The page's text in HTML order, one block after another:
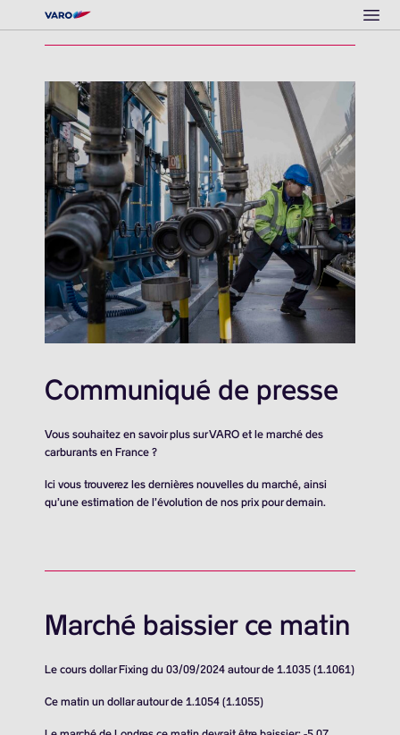
Communiqué de presse
Vous souhaitez en savoir plus sur VARO et le marché des
carburants en France ?
Ici vous trouverez les dernières nouvelles du marché, ainsi
qu’une estimation de l’évolution de nos prix pour demain.
Marché baissier ce matin
Le cours dollar Fixing du 03/09/2024 autour de 1.1035 (1.1061)
Ce matin un dollar autour de 1.1054 (1.1055)